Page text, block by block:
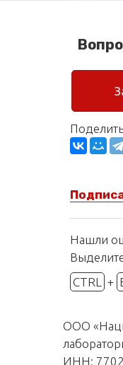
Нашли
CTRL
+
ООО
ИНН: